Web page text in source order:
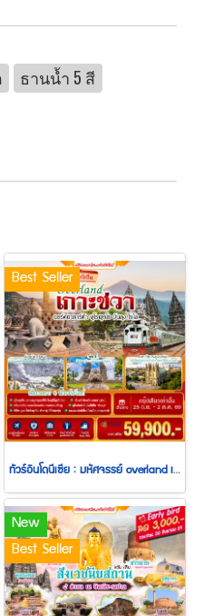
ธานน้ำ 5 สี
Best Seller
ทัวร์อินโดนีเซีย : มหัศจรรย์ overland เกาะชวา (TG)
New
Best Seller